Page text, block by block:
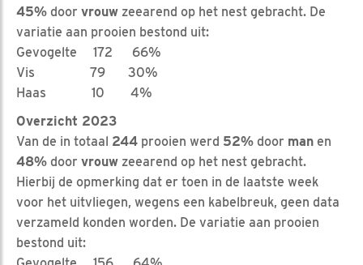
45% door vrouw zeearend op het nest gebracht. De
variatie aan prooien bestond uit:
Gevogelte 172 66%
Vis 79 30%
Haas 10 4%
Overzicht 2023
Van de in totaal 244 prooien werd 52% door man en
48% door vrouw zeearend op het nest gebracht.
Hierbij de opmerking dat er toen in de laatste week
voor het uitvliegen, wegens een kabelbreuk, geen data
verzameld konden worden. De variatie aan prooien
bestond uit: